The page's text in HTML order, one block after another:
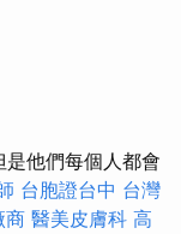
他們每個人都會
台胞證台中 台灣
商 醫美皮膚科 高